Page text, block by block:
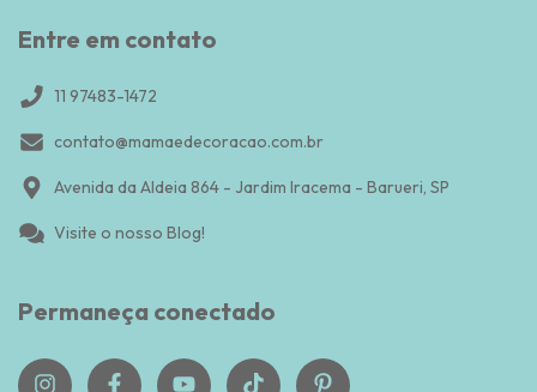
Entre em contato
11 97483-1472
contato@mamaedecoracao.com.br
Avenida da Aldeia 864 - Jardim Iracema - Barueri, SP
Visite o nosso Blog!
Permaneça conectado